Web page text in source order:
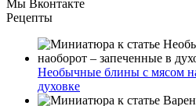
Мы Вконтакте
Рецепты
Необычные блины с мясом
духовке